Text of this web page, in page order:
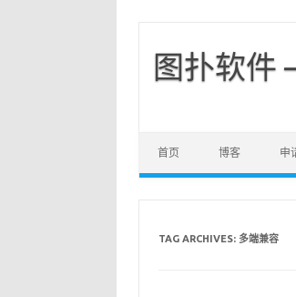
图扑软件
首页 博客 申
TAG ARCHIVES: 多端兼容